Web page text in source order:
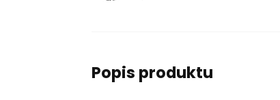
Popis produktu